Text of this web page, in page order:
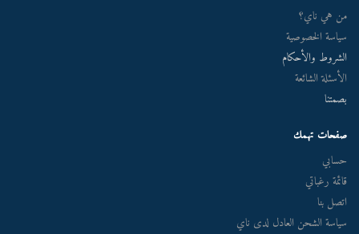
من هي ناي؟
سياسة الخصوصية
الشروط والأحكام
الأسئلة الشائعة
بصمتنا
صفحات تهمك
حسابي
قائمة رغباتي
اتصل بنا
سياسة الشحن العادل لدى ناي